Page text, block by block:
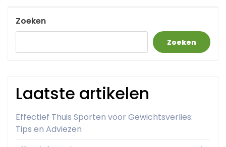
Zoeken
Zoeken
Laatste artikelen
Effectief Thuis Sporten voor Gewichtsverlies:
Tips en Adviezen